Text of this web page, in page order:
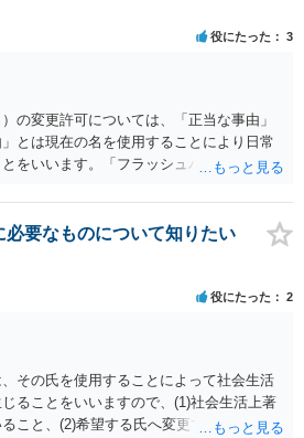
ず、財産分与は、基本的には夫婦が婚姻
制度ですので、不貞行為の有無とは別
退職金等の資料を確保しておくことが重
いては、夫婦間の責任問題とは別に、
益になるか」という観点です。そのた
貴方が主として養育しているのであれ
・入浴・寝かしつけ等の日常的な育児、
育園との連絡、夫婦それぞれの勤務状
も父母双方がそれぞれの収入に応じて負担
役にたった 3
の変更許可については、「正当な事由」
とは現在の名を使用することにより日常
をいいます。「フラッシュバック」とい
、医師の診断書の記載が重要です（医学
ぱら主観的な主張であるとして変更が許可
に病名の記載では足りず、その症状の発生
状が医学的に裏付けられること、そして
の名を使用していることに関連している
ているのが望ましい（むしろ必要）でし
由の主張が難しい場合でも、一定期間通
わゆる永年使用を理由とする許可申立て
に認められます。 氏の変更については、
可（民法791条1項）と、(2)戸籍法107条1
考えられます。 (1)については、ご両親が
必要なものについて知りたい
役にたった 2
、その氏を使用することによって社会生活
ることをいいますので、(1)社会生活上著
こと、(2)希望する氏へ変更できればその